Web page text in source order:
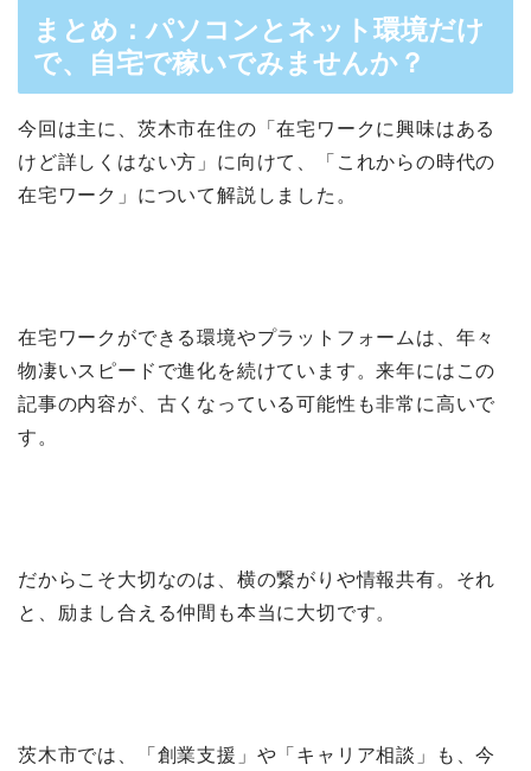
まとめ：パソコンとネット環境だけ
で、自宅で稼いでみませんか？
今回は主に、茨木市在住の「在宅ワークに興味はある
けど詳しくはない方」に向けて、「これからの時代の
在宅ワーク」について解説しました。
在宅ワークができる環境やプラットフォームは、年々
物凄いスピードで進化を続けています。来年にはこの
記事の内容が、古くなっている可能性も非常に高いで
す。
だからこそ大切なのは、横の繋がりや情報共有。それ
と、励まし合える仲間も本当に大切です。
茨木市では、「創業支援」や「キャリア相談」も、今